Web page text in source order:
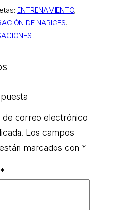
ENTRENAMIENTO
DE NARICES
de correo electrónico
Los campos
marcados con *
*